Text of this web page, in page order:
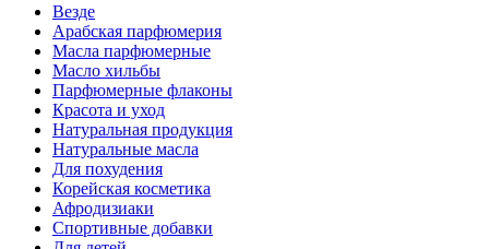
Везде
Арабская парфюмерия
Масла парфюмерные
Масло хильбы
Парфюмерные флаконы
Красота и уход
Натуральная продукция
Натуральные масла
Для похудения
Корейская косметика
Афродизиаки
Спортивные добавки